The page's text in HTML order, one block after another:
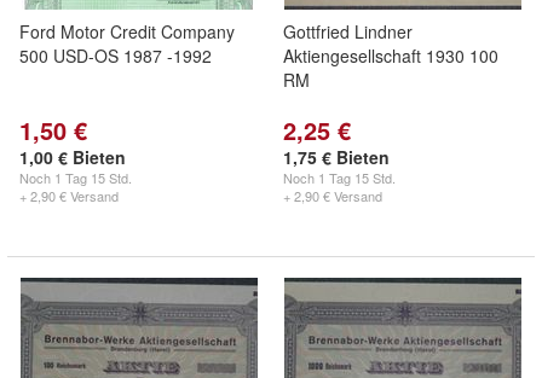
Ford Motor Credit Company
500 USD-OS 1987 -1992
1,50 €
1,00 € Bieten
Noch 1 Tag 15 Std.
+ 2,90 € Versand
Gottfried Lindner
Aktiengesellschaft 1930 100
RM
2,25 €
1,75 € Bieten
Noch 1 Tag 15 Std.
+ 2,90 € Versand